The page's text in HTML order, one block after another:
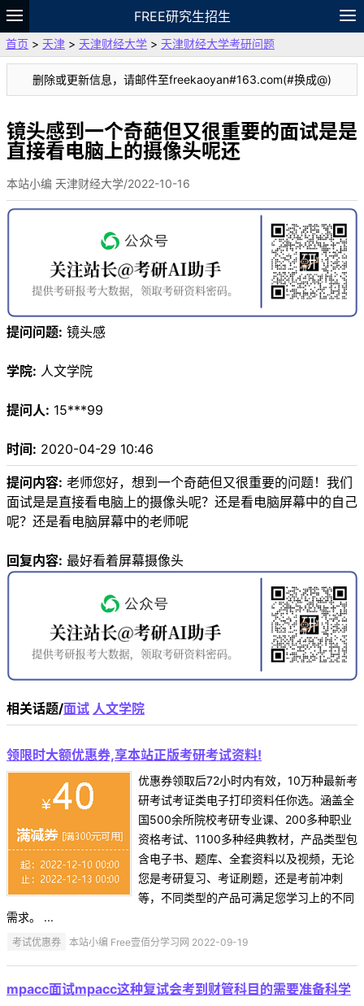
FREE研究生招生
题库
故事 专题 APP 笔记
论坛
VIP
资料
首页 > 天津 > 天津财经大学 > 天津财经大学考研问题
删除或更新信息，请邮件至freekaoyan#163.com(#换成@)
镜头感到一个奇葩但又很重要的面试是是
直接看电脑上的摄像头呢还
本站小编 天津财经大学/2022-10-16
提问问题: 镜头感
学院: 人文学院
提问人: 15***99
时间: 2020-04-29 10:46
提问内容: 老师您好，想到一个奇葩但又很重要的问题！我们
面试是是直接看电脑上的摄像头呢？还是看电脑屏幕中的自己
呢？还是看电脑屏幕中的老师呢
回复内容: 最好看着屏幕摄像头
相关话题/面试 人文学院
领限时大额优惠券,享本站正版考研考试资料!
优惠券领取后72小时内有效，10万种最新考
研考试考证类电子打印资料任你选。涵盖全
国500余所院校考研专业课、200多种职业
资格考试、1100多种经典教材，产品类型包
含电子书、题库、全套资料以及视频，无论
您是考研复习、考证刷题，还是考前冲刺
等，不同类型的产品可满足您学习上的不同
需求。 ...
考试优惠券 本站小编 Free壹佰分学习网 2022-09-19
mpacc面试mpacc这种复试会考到财管科目的需要准备科学